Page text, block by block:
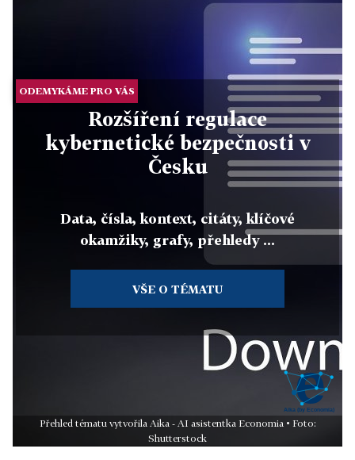
ODEMYKÁME PRO VÁS
Rozšíření regulace
kybernetické bezpečnosti v
Česku
Data, čísla, kontext, citáty, klíčové
okamžiky, grafy, přehledy ...
VŠE O TÉMATU
Přehled tématu vytvořila Aika - AI asistentka Economia • Foto:
Shutterstock